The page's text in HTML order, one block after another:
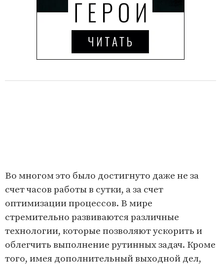
Во многом это было достигнуто даже не за
счет часов работы в сутки, а за счет
оптимизации процессов. В мире
стремительно развиваются различные
технологии, которые позволяют ускорить и
облегчить выполнение рутинных задач. Кроме
того, имея дополнительный выходной дел,